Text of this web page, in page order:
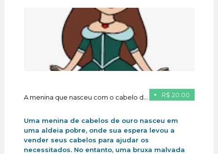
R$ 20.00
A menina que nasceu com o cabelo de ouro
Uma menina de cabelos de ouro nasceu em
uma aldeia pobre, onde sua espera levou a
vender seus cabelos para ajudar os
necessitados. No entanto, uma bruxa malvada